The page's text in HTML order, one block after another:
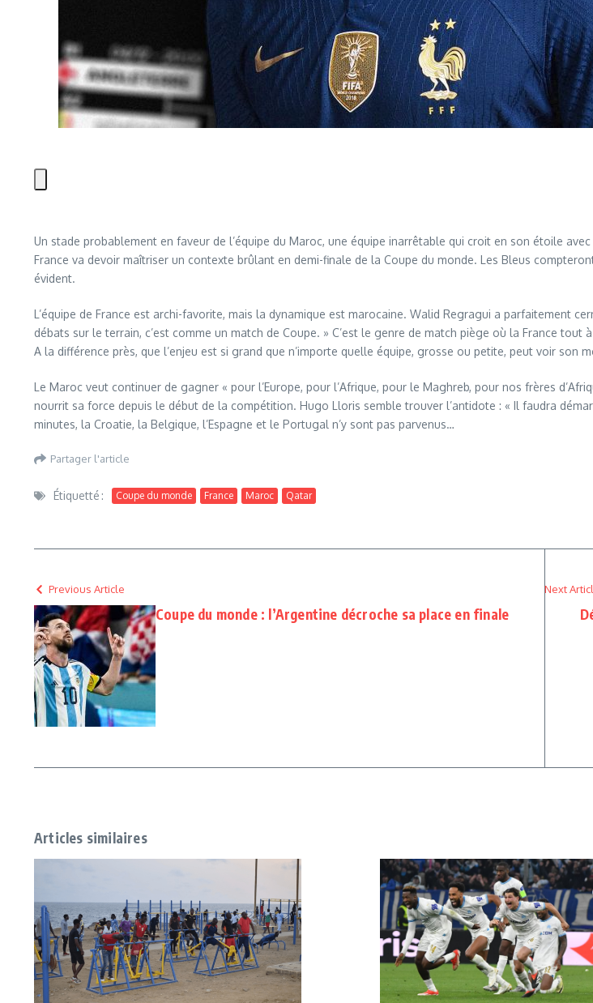
Un stade probablement en faveur de l’équipe du Maroc, une équipe inarrêtable qui croit en son étoile
France va devoir maîtriser un contexte brûlant en demi-finale de la Coupe du monde. Les Bleus
évident.
L’équipe de France est archi-favorite, mais la dynamique est marocaine. Walid Regragui a parfaitement
débats sur le terrain, c’est comme un match de Coupe. » C’est le genre de match piège où la France
A la différence près, que l’enjeu est si grand que n’importe quelle équipe, grosse ou petite, peut voir son
Le Maroc veut continuer de gagner « pour l’Europe, pour l’Afrique, pour le Maghreb, pour nos frères
nourrit sa force depuis le début de la compétition. Hugo Lloris semble trouver l’antidote : « Il faudra
minutes, la Croatie, la Belgique, l’Espagne et le Portugal n’y sont pas parvenus…
Partager l'article
Étiquetté : Coupe du monde France Maroc Qatar
Previous Article
Coupe du monde : l’Argentine décroche sa place en finale
Next
Articles similaires